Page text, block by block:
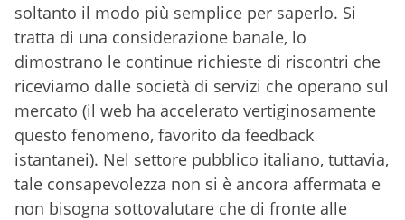
soltanto il modo più semplice per saperlo. Si
tratta di una considerazione banale, lo
dimostrano le continue richieste di riscontri che
riceviamo dalle società di servizi che operano sul
mercato (il web ha accelerato vertiginosamente
questo fenomeno, favorito da feedback
istantanei). Nel settore pubblico italiano, tuttavia,
tale consapevolezza non si è ancora affermata e
non bisogna sottovalutare che di fronte alle